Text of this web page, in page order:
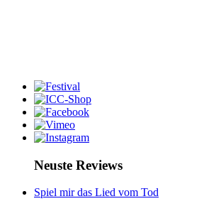
Neuste Reviews
Spiel mir das Lied vom Tod